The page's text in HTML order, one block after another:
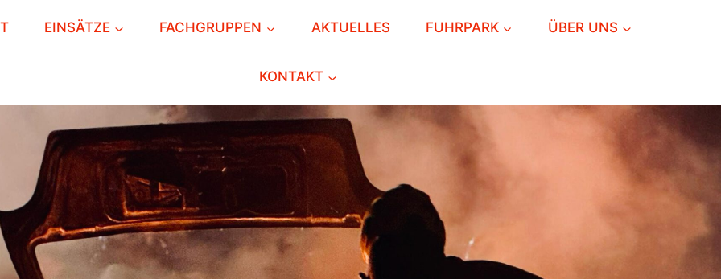
EINSÄTZE FACHGRUPPEN AKTUELLES FUHRPARK ÜBER UNS
KONTAKT